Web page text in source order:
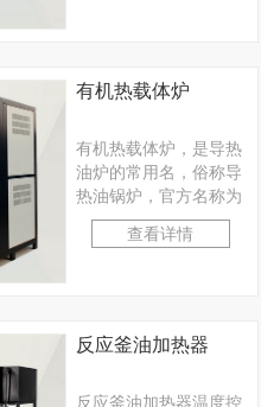
有机热载体炉
有机热载体炉，是导热
油炉的常用名，俗称导
热油锅炉，官方名称为
热油炉。其是以煤、
油、气为燃料，以导热
查看详情
反应釜油加热器
反应釜油加热器温度控